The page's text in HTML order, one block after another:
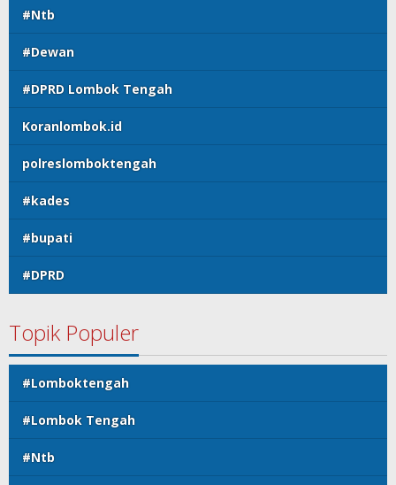
#Ntb
#Dewan
#DPRD Lombok Tengah
Koranlombok.id
polreslomboktengah
#kades
#bupati
#DPRD
Topik Populer
#Lomboktengah
#Lombok Tengah
#Ntb